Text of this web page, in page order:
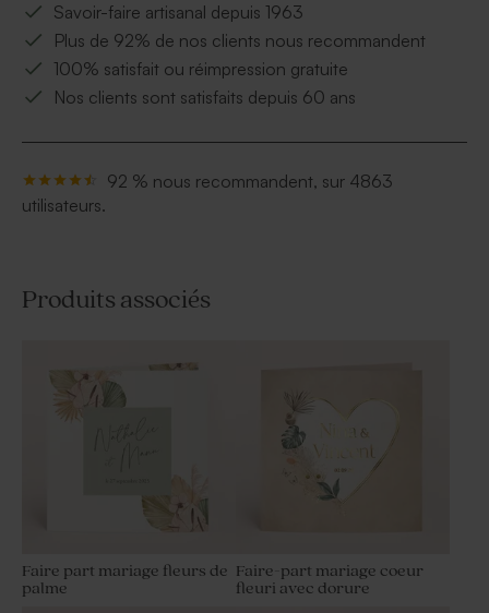
Savoir-faire artisanal depuis 1963
Plus de 92% de nos clients nous recommandent
100% satisfait ou réimpression gratuite
Nos clients sont satisfaits depuis 60 ans
92 % nous recommandent, sur 4863
utilisateurs.
Produits associés
Faire part mariage fleurs de
palme
Faire-part mariage coeur
fleuri avec dorure